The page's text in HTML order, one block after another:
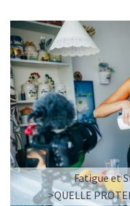
moment de pure
prochain défi.
Une énergie
qui vous accompagne
après l’entraînement.
Pour ceux qui veulent
glacé, sans se sentir
Découvrir le
Latte
🍯 CAFÉ FRAPPÉ AU
Fatigue et
>QUELLE